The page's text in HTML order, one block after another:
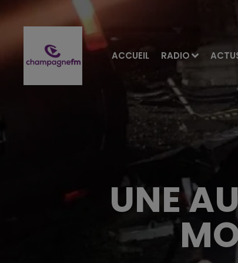
ACCUEIL RADIO
UNE